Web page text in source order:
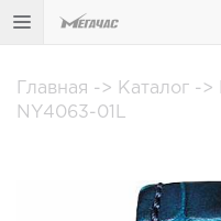
Главная -> Каталог ->
NY4063-01L